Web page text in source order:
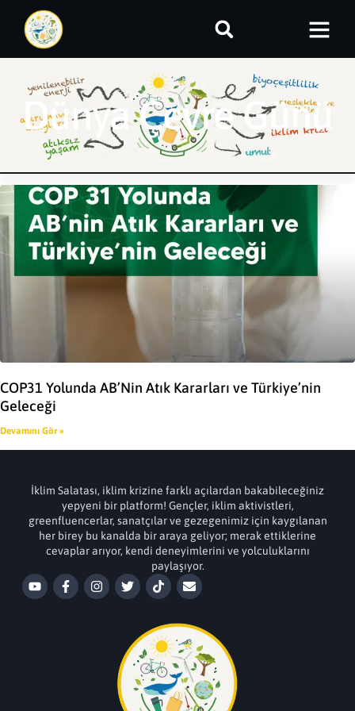
Dünya Çevre Günü
COP31 Yolunda AB’Nin Atık Kararları ve Türkiye’nin
Geleceği
Devamını Gör »
İklim Salatası, iklim krizine farklı açılardan bakabileceğiniz
yepyeni bir platform! Gençler, iklim aktivistleri,
greenfluencerlar, sanatçılar ve gezegenimiz için kaygılanan
her birey bu kanalda bir araya geliyor; merak ettiklerine
cevaplar arıyor, kendi deneyimlerini ve yolculuklarını
paylaşıyor.